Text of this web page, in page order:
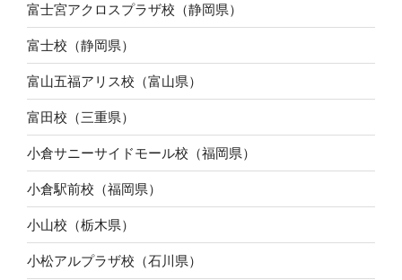
富士宮アクロスプラザ校（静岡県）
富士校（静岡県）
富山五福アリス校（富山県）
富田校（三重県）
小倉サニーサイドモール校（福岡県）
小倉駅前校（福岡県）
小山校（栃木県）
小松アルプラザ校（石川県）